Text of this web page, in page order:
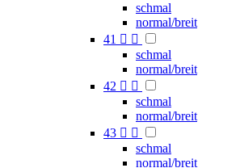
schmal
normal/breit
41  
schmal
normal/breit
42  
schmal
normal/breit
43  
schmal
normal/breit